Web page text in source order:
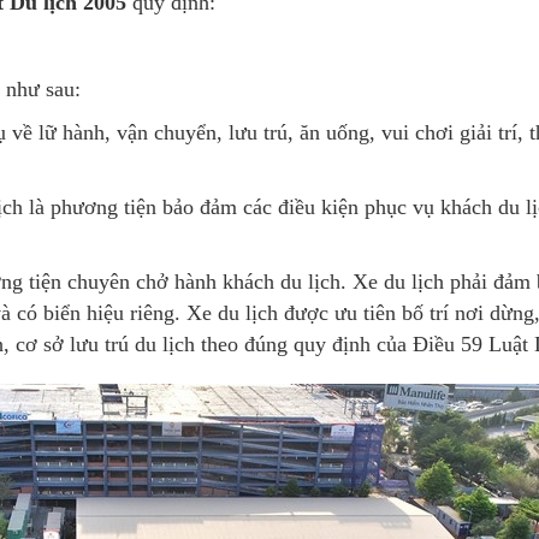
sau:
lữ hành, vận chuyển, lưu trú, ăn uống, vui chơi giải trí,
là phương tiện bảo đảm các điều kiện phục vụ khách du
tiện chuyên chở hành khách du lịch. Xe du lịch phải đảm
có biển hiệu riêng. Xe du lịch được ưu tiên bố trí nơi
cơ sở lưu trú du lịch theo đúng quy định của Điều 59 Luật